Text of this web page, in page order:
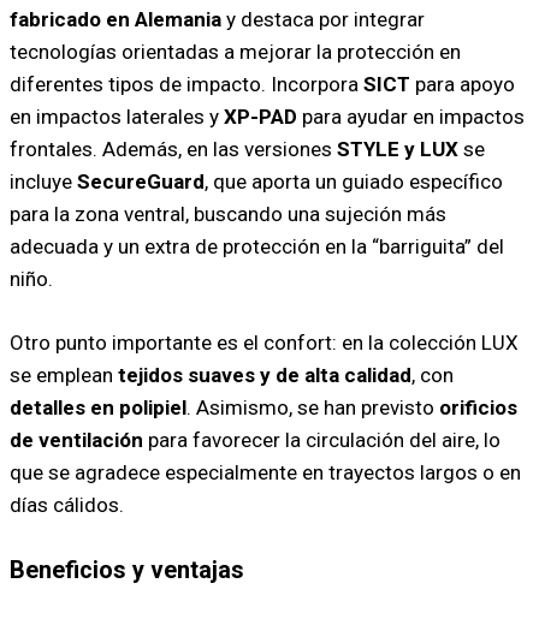
fabricado en Alemania y destaca por integrar
tecnologías orientadas a mejorar la protección en
diferentes tipos de impacto. Incorpora SICT para apoyo
en impactos laterales y XP-PAD para ayudar en impactos
frontales. Además, en las versiones STYLE y LUX se
incluye SecureGuard, que aporta un guiado específico
para la zona ventral, buscando una sujeción más
adecuada y un extra de protección en la “barriguita” del
niño.
Otro punto importante es el confort: en la colección LUX
se emplean tejidos suaves y de alta calidad, con
detalles en polipiel. Asimismo, se han previsto orificios
de ventilación para favorecer la circulación del aire, lo
que se agradece especialmente en trayectos largos o en
días cálidos.
Beneficios y ventajas